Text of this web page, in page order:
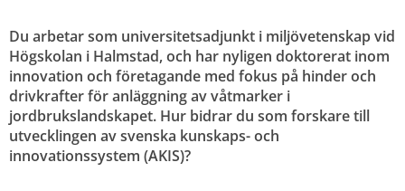
Du arbetar som universitetsadjunkt i miljövetenskap vid
Högskolan i Halmstad, och har nyligen doktorerat inom
innovation och företagande med fokus på hinder och
drivkrafter för anläggning av våtmarker i
jordbrukslandskapet. Hur bidrar du som forskare till
utvecklingen av svenska kunskaps- och
innovationssystem (AKIS)?